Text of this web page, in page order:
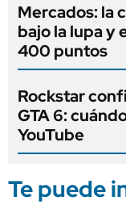
Mercados: la
bajo la lupa y
400 puntos
Rockstar
GTA 6:
YouTube
Te puede